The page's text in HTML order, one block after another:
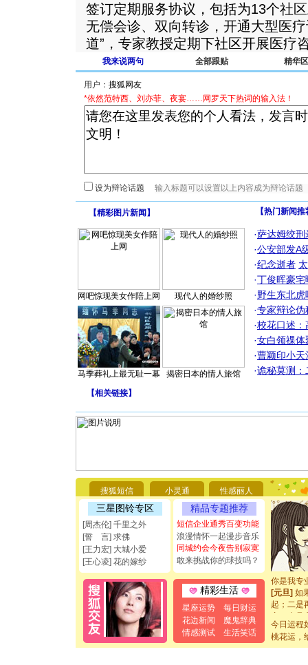
签订定期服务协议，包括为13个社
无偿会诊、双向转诊，开通大型医
道”，专家教授定期下社区开展医疗
我来说两句 全部跟贴 精华区
用户：
*依然范特西、刘亦菲、夜宴……网罗天下热词的输入法！
设为辩论话题
【精彩图片新闻 】
网吧惊现美女作陪上网 现代人的婚纱照
马季葬礼上最无耻一幕 揭密日本的情人旅馆
【热门新闻
·萨达姆绞刑
·公安部发A
·纪念逝者
·丁俊晖豪
·野生东北
·专家辩论伪
·校花口述：
·女白领祼体
·曹颖印小天
·诡秘莫测：
【相关链接】
搜狐短信 小灵通 性感丽人
三星图铃专区
[周杰伦] 千里之外
[誓 言] 求佛
[王力宏] 大城小爱
[王心凌] 花的嫁纱
精品专题推荐
短信企业通秀百变功能
浪漫情怀一起漫步音乐
同城约会今夜告别寂寞
敢来挑战你的球技吗？
精彩生活
星座运势
每日财运
花边新闻
魔鬼辞典
情感测试
生活笑话
你太多，
要平安！
[圣诞节]
能正大光
都要快乐
[圣诞节]
如意,快
[元旦]看
断电。爱
你是我专
[元旦]如
起；二是
离。水晶
[元旦]当
泣，这痛
卖了。水
今日运程
桃花运，